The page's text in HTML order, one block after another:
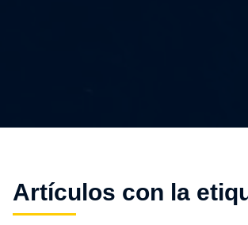
Artículos con la